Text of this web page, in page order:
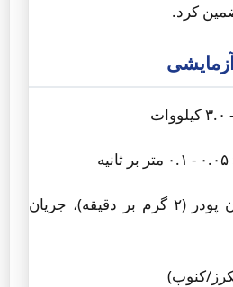
کرد.
جریان پودر (۲ گرم بر دقیقه)، جریان